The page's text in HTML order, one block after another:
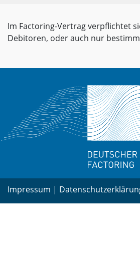
Im Factoring-Vertrag verpflichtet
Debitoren, oder auch nur
Impressum |